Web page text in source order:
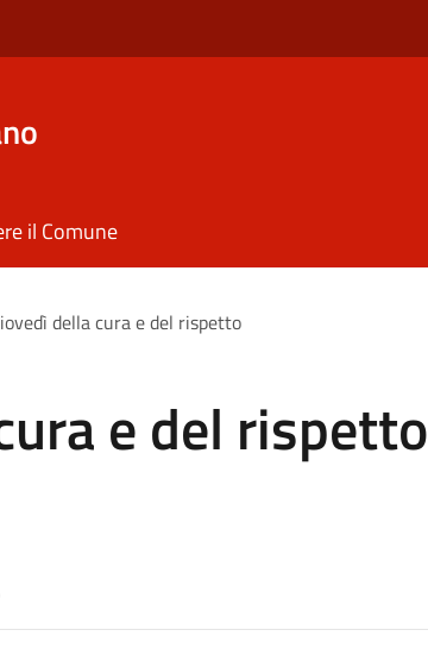
il Comune
della cura e del rispetto
e del rispetto